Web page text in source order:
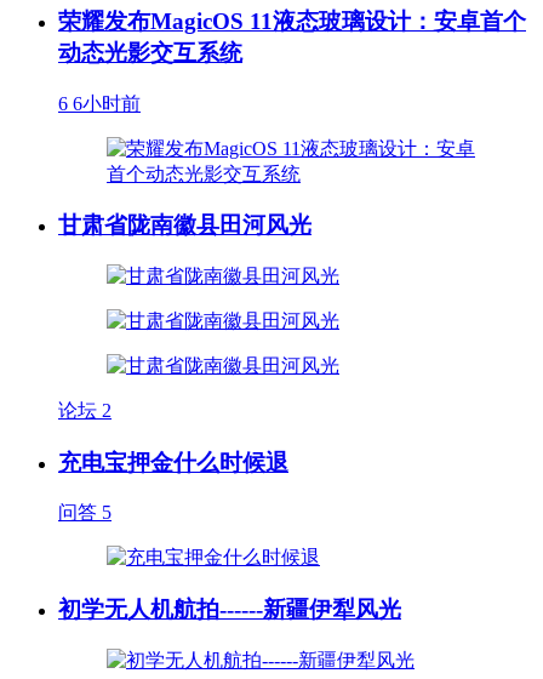
荣耀发布MagicOS 11液态玻璃设计：安卓首个
动态光影交互系统
6 6小时前
甘肃省陇南徽县田河风光
论坛 2
充电宝押金什么时候退
问答 5
初学无人机航拍------新疆伊犁风光